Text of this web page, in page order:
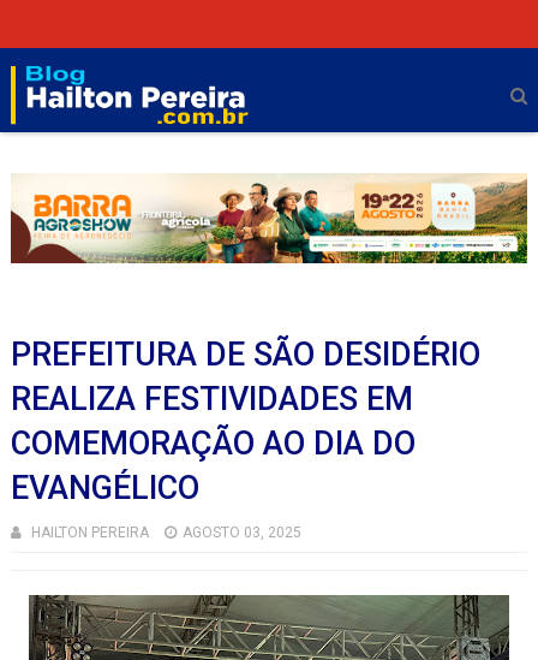
PREFEITURA DE SÃO DESIDÉRIO
REALIZA FESTIVIDADES EM
COMEMORAÇÃO AO DIA DO
EVANGÉLICO
HAILTON PEREIRA AGOSTO 03, 2025